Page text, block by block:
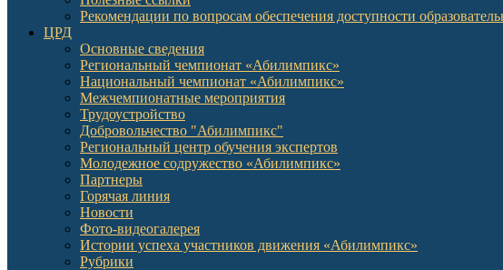
Рекомендации по вопросам обеспечения доступности
ЦРД
Основные сведения
Региональный чемпионат «Абилимпикс»
Национальный чемпионат «Абилимпикс»
Межчемпионатные мероприятия
Трудоустройство
Добровольчество "Абилимпикс"
Региональный центр обучения экспертов
Молодежное содружество «Абилимпикс»
Партнеры
Горячая линия
Новости
Фото-видеогалерея
Истории успеха участников движения «Абилимпикс»
Рубрики